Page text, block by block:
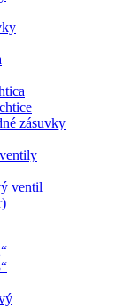
zásuvky
ventil